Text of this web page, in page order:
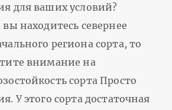
для ваших условий?
вы находитесь севернее
региона сорта, то
внимание на
сорта Просто
У этого сорта достаточная